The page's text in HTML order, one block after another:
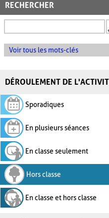
RECHERCHER
Voir tous les mots-clés
DÉROULEMENT DE
Sporadiques
En plusieurs séances
En classe seulement
Hors classe
En classe et hors classe